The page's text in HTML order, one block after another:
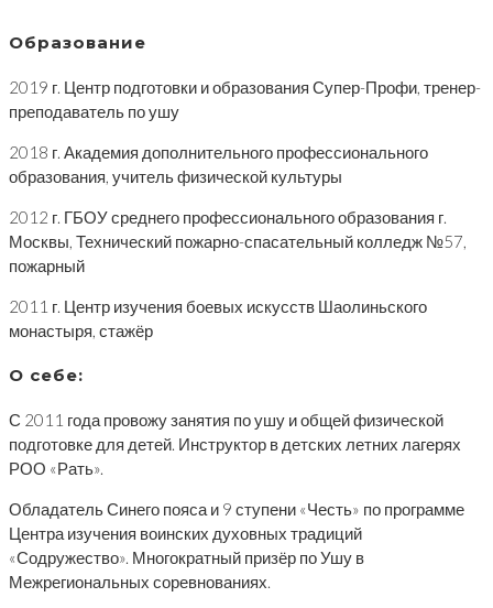
Образование
2019 г. Центр подготовки и образования Супер-Профи, тренер-
преподаватель по ушу
2018 г. Академия дополнительного профессионального
образования, учитель физической культуры
2012 г. ГБОУ среднего профессионального образования г.
Москвы, Технический пожарно-спасательный колледж №57,
пожарный
2011 г. Центр изучения боевых искусств Шаолиньского
монастыря, стажёр
О себе:
С 2011 года провожу занятия по ушу и общей физической
подготовке для детей. Инструктор в детских летних лагерях
РОО «Рать».
Обладатель Синего пояса и 9 ступени «Честь» по программе
Центра изучения воинских духовных традиций
«Содружество». Многократный призёр по Ушу в
Межрегиональных соревнованиях.